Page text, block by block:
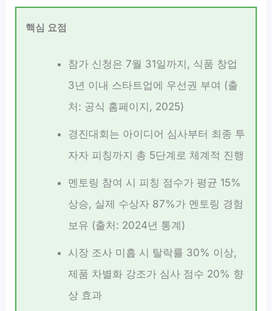
핵심 요점
참가 신청은 7월 31일까지, 식품 창업
3년 이내 스타트업에 우선권 부여 (출
처: 공식 홈페이지, 2025)
경진대회는 아이디어 심사부터 최종 투
자자 피칭까지 총 5단계로 체계적 진행
멘토링 참여 시 피칭 점수가 평균 15%
상승, 실제 수상자 87%가 멘토링 경험
보유 (출처: 2024년 통계)
시장 조사 미흡 시 탈락률 30% 이상,
제품 차별화 강조가 심사 점수 20% 향
상 효과